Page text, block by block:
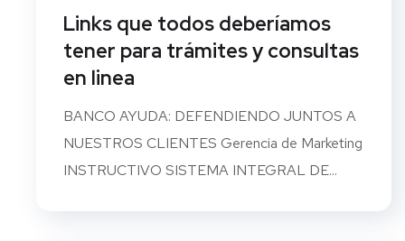
Links que todos deberíamos
tener para trámites y consultas
en linea
BANCO AYUDA: DEFENDIENDO JUNTOS A
NUESTROS CLIENTES Gerencia de Marketing
INSTRUCTIVO SISTEMA INTEGRAL DE...